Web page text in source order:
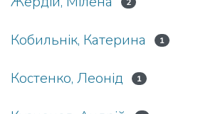
Кобильнік, Катерина 1
Костенко, Леонід 1